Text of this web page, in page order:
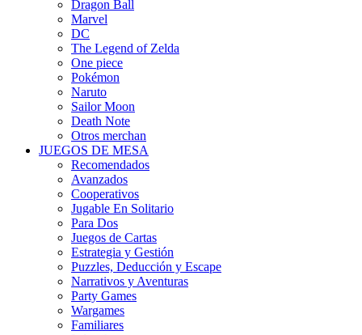
Dragon Ball
Marvel
DC
The Legend of Zelda
One piece
Pokémon
Naruto
Sailor Moon
Death Note
Otros merchan
JUEGOS DE MESA
Recomendados
Avanzados
Cooperativos
Jugable En Solitario
Para Dos
Juegos de Cartas
Estrategia y Gestión
Puzzles, Deducción y Escape
Narrativos y Aventuras
Party Games
Wargames
Familiares